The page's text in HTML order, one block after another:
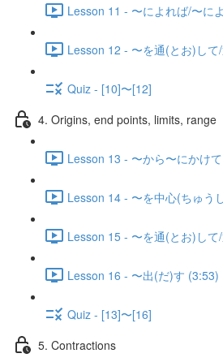
Lesson 11 - 〜によれば/〜に
Lesson 12 - 〜を通(とお)し
Quiz - [10]〜[12]
4. Origins, end points, limits, range
Lesson 13 - 〜から〜にかけ
Lesson 14 - 〜を中心(ちゅう
Lesson 15 - 〜を通(とお)し
Lesson 16 - 〜出(だ)す (3:53)
Quiz - [13]〜[16]
5. Contractions